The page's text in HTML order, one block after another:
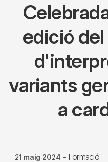
edició
variants
a
21 maig 2024 - Formació